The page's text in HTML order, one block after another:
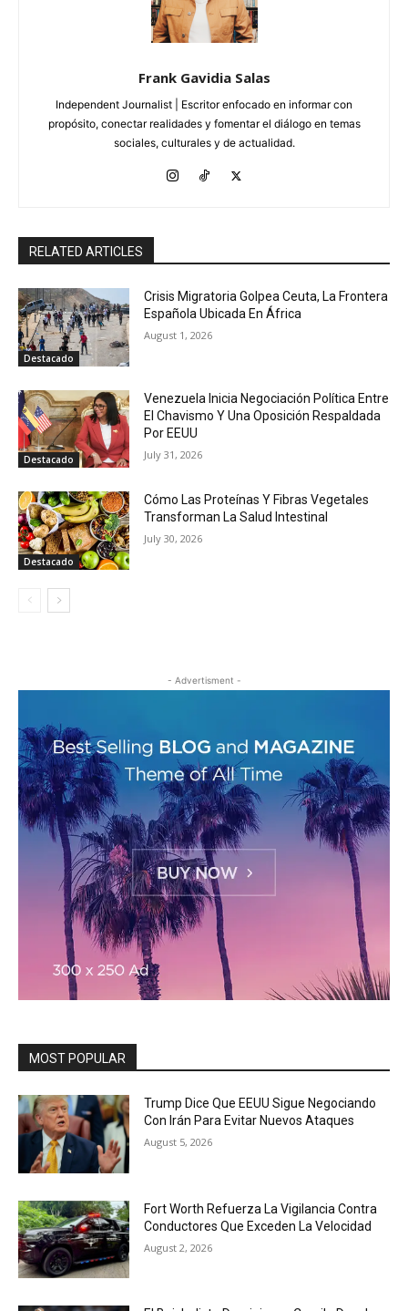
Frank Gavidia Salas
Independent Journalist | Escritor enfocado en informar con
propósito, conectar realidades y fomentar el diálogo en temas
sociales, culturales y de actualidad.
RELATED ARTICLES
Destacado
Crisis Migratoria Golpea Ceuta, La Frontera
Española Ubicada En África
August 1, 2026
Destacado
Venezuela Inicia Negociación Política Entre
El Chavismo Y Una Oposición Respaldada
Por EEUU
July 31, 2026
Destacado
Cómo Las Proteínas Y Fibras Vegetales
Transforman La Salud Intestinal
July 30, 2026
- Advertisment -
MOST POPULAR
Trump Dice Que EEUU Sigue Negociando
Con Irán Para Evitar Nuevos Ataques
August 5, 2026
Fort Worth Refuerza La Vigilancia Contra
Conductores Que Exceden La Velocidad
August 2, 2026